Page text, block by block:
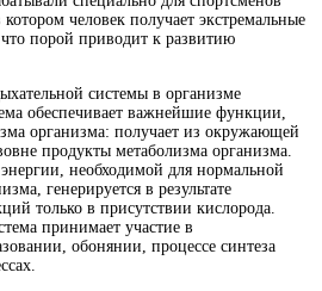
человек получает экстремальные
порой приводит к развитию
системы в организме
обеспечивает важнейшие функции,
организма: получает из окружающей
продукты метаболизма организма.
необходимой для нормальной
генерируется в результате
только в присутствии кислорода.
принимает участие в
обонянии, процессе синтеза